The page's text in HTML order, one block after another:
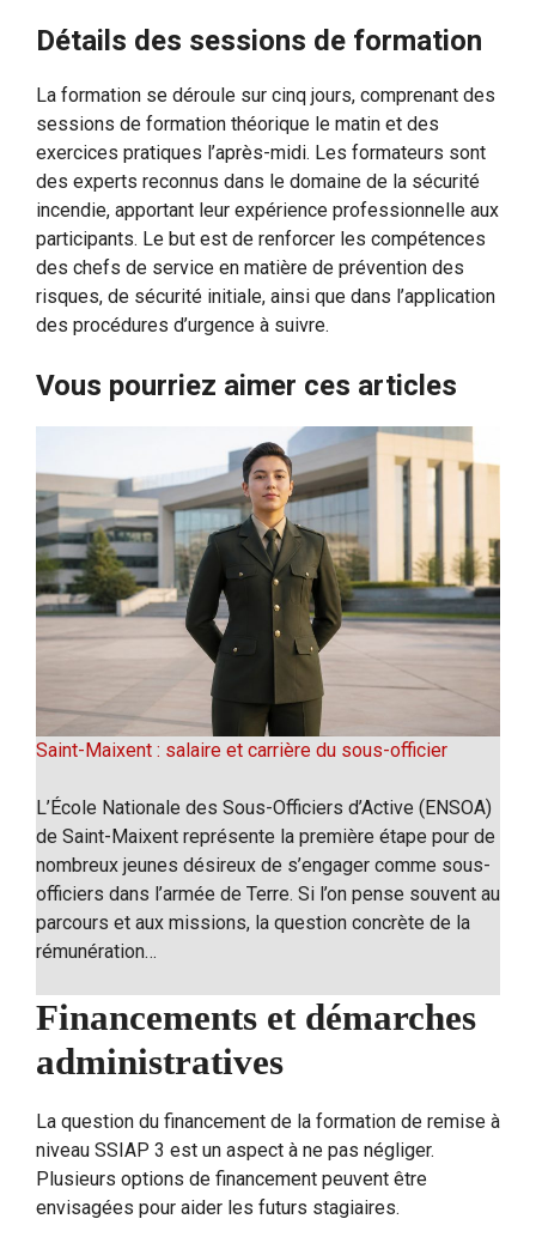
Détails des sessions de formation
La formation se déroule sur cinq jours, comprenant des
sessions de formation théorique le matin et des
exercices pratiques l’après-midi. Les formateurs sont
des experts reconnus dans le domaine de la sécurité
incendie, apportant leur expérience professionnelle aux
participants. Le but est de renforcer les compétences
des chefs de service en matière de prévention des
risques, de sécurité initiale, ainsi que dans l’application
des procédures d’urgence à suivre.
Vous pourriez aimer ces articles
Saint-Maixent : salaire et carrière du sous-officier
L’École Nationale des Sous-Officiers d’Active (ENSOA)
de Saint-Maixent représente la première étape pour de
nombreux jeunes désireux de s’engager comme sous-
officiers dans l’armée de Terre. Si l’on pense souvent au
parcours et aux missions, la question concrète de la
rémunération…
Financements et démarches
administratives
La question du financement de la formation de remise à
niveau SSIAP 3 est un aspect à ne pas négliger.
Plusieurs options de financement peuvent être
envisagées pour aider les futurs stagiaires.